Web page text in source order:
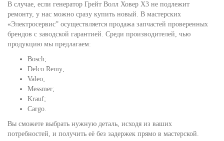
В случае, если генератор Грейт Волл Ховер Х3 не подлежит
ремонту, у нас можно сразу купить новый. В мастерских
«Электросервис” осуществляется продажа запчастей проверенных
брендов с заводской гарантией. Среди производителей, чью
продукцию мы предлагаем:
Bosch;
Delco Remy;
Valeo;
Messmer;
Krauf;
Cargo.
Вы сможете выбрать нужную деталь, исходя из ваших
потребностей, и получить её без задержек прямо в мастерской.